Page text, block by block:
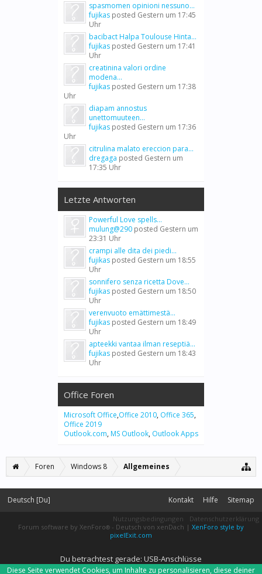
spasmomen opinioni nessuno...
fujikas posted Gestern um 17:45
Uhr
bacibact Halpa Toulouse Hinta...
fujikas posted Gestern um 17:41
Uhr
creatinina valori ordine
modena...
fujikas posted Gestern um 17:38
Uhr
diapam annostus
unettomuuteen...
fujikas posted Gestern um 17:36
Uhr
citrulina malato ereccion para...
dregaga posted Gestern um
17:35 Uhr
Letzte Antworten
Powerful Love spells...
mulung@290 posted Gestern um
23:31 Uhr
crampi alle dita dei piedi...
fujikas posted Gestern um 18:55
Uhr
sonnifero senza ricetta Dove...
fujikas posted Gestern um 18:50
Uhr
verenvuoto emättimestä...
fujikas posted Gestern um 18:49
Uhr
apteekki vantaa ilman reseptiä...
fujikas posted Gestern um 18:43
Uhr
Office Foren
Microsoft Office,Office 2010, Office 365,
Office 2019
Outlook.com, MS Outlook, Outlook Apps
Foren Windows 8 Allgemeines
Deutsch [Du] Kontakt Hilfe Sitemap
Nutzungsbedingungen
Datenschutzerklärung
Forum software by XenForo® - Deutsch von xenDach | XenForo style by
pixelExit.com
Du betrachtest gerade: USB-Anschlüsse
Diese Seite verwendet Cookies, um Inhalte zu personalisieren, diese deiner